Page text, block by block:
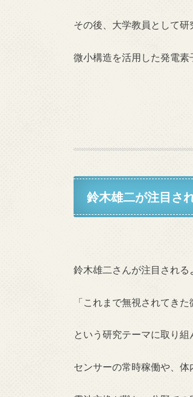
その後、大学教員として研
微小構造を活用した発電素
鈴木雄二が注目さ
鈴木雄二さんが注目される
「これまで無視されてき
という研究テーマに取り組
センサーの常時稼働や、体